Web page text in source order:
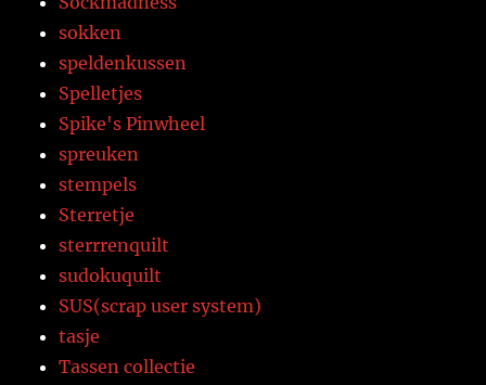
sokken
speldenkussen
Spelletjes
Spike's Pinwheel
spreuken
stempels
Sterretje
sterrrenquilt
sudokuquilt
SUS(scrap user system)
tasje
Tassen collectie